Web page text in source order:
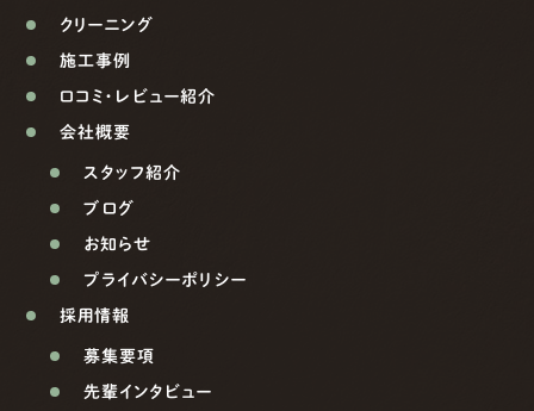
クリーニング
施工事例
口コミ・レビュー紹介
会社概要
スタッフ紹介
ブログ
お知らせ
プライバシーポリシー
採用情報
募集要項
先輩インタビュー